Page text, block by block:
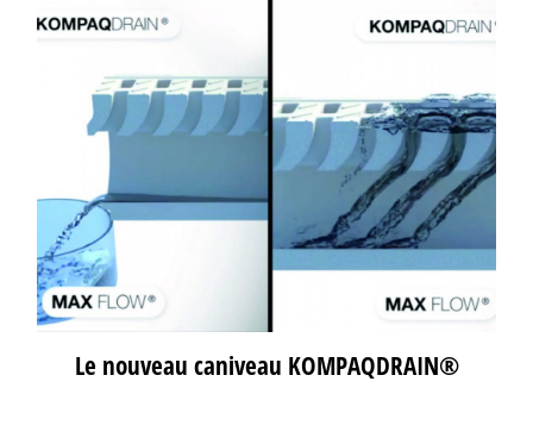
Le nouveau caniveau KOMPAQDRAIN®